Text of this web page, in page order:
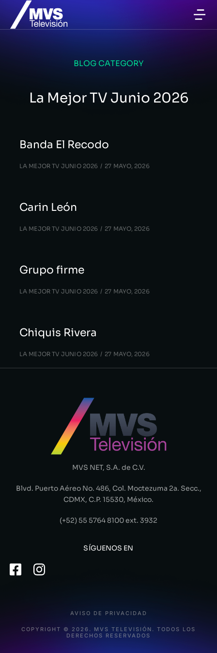
BLOG CATEGORY
La Mejor TV Junio 2026
Banda El Recodo
LA MEJOR TV JUNIO 2026 27 MAYO, 2026
Carin León
LA MEJOR TV JUNIO 2026 27 MAYO, 2026
Grupo firme
LA MEJOR TV JUNIO 2026 27 MAYO, 2026
Chiquis Rivera
LA MEJOR TV JUNIO 2026 27 MAYO, 2026
MVS NET, S.A. de C.V.
Blvd. Puerto Aéreo No. 486, Col. Moctezuma 2a. Secc.,
CDMX, C.P. 15530, México.
(+52) 55 5764 8100 ext. 3932
SÍGUENOS EN
COPYRIGHT © 2026. MVS TELEVISIÓN. TODOS LOS
DERECHOS RESERVADOS
AVISO DE PRIVACIDAD